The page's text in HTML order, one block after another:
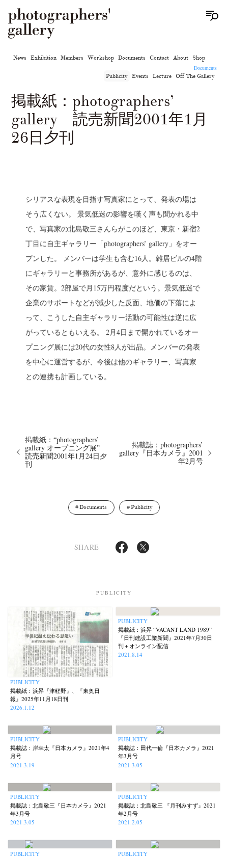
News Exhibition Members Workshop Documents Contact About Shop
Bookstores
News Exhibition Members Workshop Documents Contact About
Shop
Documents
Publicity Events Lecture Off The Gallery
掲載紙：photographers’
gallery 読売新聞2001年1月
26日夕刊
シリアスな表現を目指す写真家にとって、発表の場は
そう広くない。 景気低迷の影響を嘆く声も聞かれる中
で、写真家の北島敬三さんらがこのほど、東京・新宿2
丁目に自主ギャラリー「photographers’ gallery」をオー
プンした。 メンバーは学生も含む16人。雑居ビルの4階
にギャラリーと事務所があるが、意外に感じるのは、
その家賃。2部屋で月15万円程度だという。景気低迷で
企業のサポートなどが減少した反面、地価の下落によ
って、こうした自主ギャラリー活動の可能性は逆に広
がっているともいえる。 2月4日まで開かれているオー
プニング展には20代の女性8人が出品。メンバーの発表
を中心に運営するが、今後は他のギャラリー、写真家
との連携も計画している。
掲載紙：“photographers’
gallery オープニング展”
読売新聞2001年1月24日夕
刊
掲載誌：photographers’
gallery『日本カメラ』2001
年2月号
Documents Publicity
SHARE
PUBLICITY
PUBLICITY
掲載紙：浜昇『津軽野』、『東奥日
報』2025年11月18日刊
2026.1.12
PUBLICITY
掲載紙：浜昇 “VACANT LAND 1989”
『日刊建設工業新聞』2021年7月30日
刊＋オンライン配信
2021.8.14
PUBLICITY
掲載誌：岸幸太『日本カメラ』2021年4
月号
2021.3.19
PUBLICITY
掲載誌：田代一倫『日本カメラ』2021
年3月号
2021.3.05
PUBLICITY
掲載誌：北島敬三『日本カメラ』2021
年3月号
2021.3.05
PUBLICITY
掲載誌：北島敬三 『月刊みすず』2021
年2月号
2021.2.05
PUBLICITY
PUBLICITY